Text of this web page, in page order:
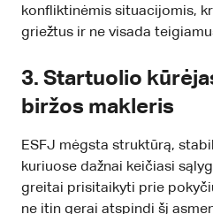
konfliktinėmis situacijomis,
griežtus ir ne visada
3. Startuolio
biržos makleris
ESFJ mėgsta struktūrą,
kuriuose dažnai keičiasi
greitai prisitaikyti prie
ne itin gerai atspindi šį